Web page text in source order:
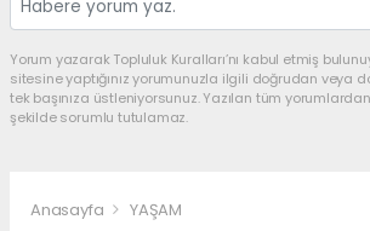
Yorum yazarak Topluluk Kuralları’nı kabul etmiş
sitesine yaptığınız yorumunuzla ilgili doğrudan veya
tek başınıza üstleniyorsunuz. Yazılan tüm
şekilde sorumlu tutulamaz.
Anasayfa YAŞAM